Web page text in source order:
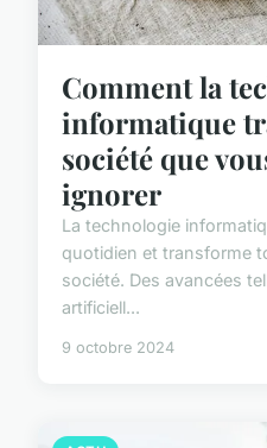
Comment la
informatique
société que
ignorer
La technologie
quotidien et transforme
société. Des avancées
artificiell...
9 octobre 2024